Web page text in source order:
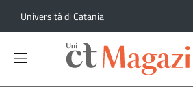
Università di Catania